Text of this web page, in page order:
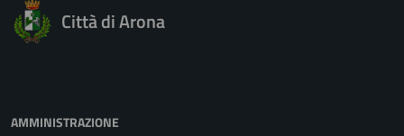
Città di Arona
AMMINISTRAZIONE